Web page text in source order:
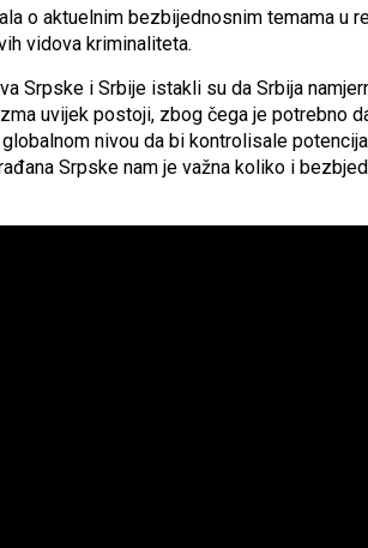
o aktuelnim bezbijednosnim temama u
vidova kriminaliteta.
Srpske i Srbije istakli su da Srbija
uvijek postoji, zbog čega je potrebno
nivou da bi kontrolisale
Srpske nam je važna koliko i